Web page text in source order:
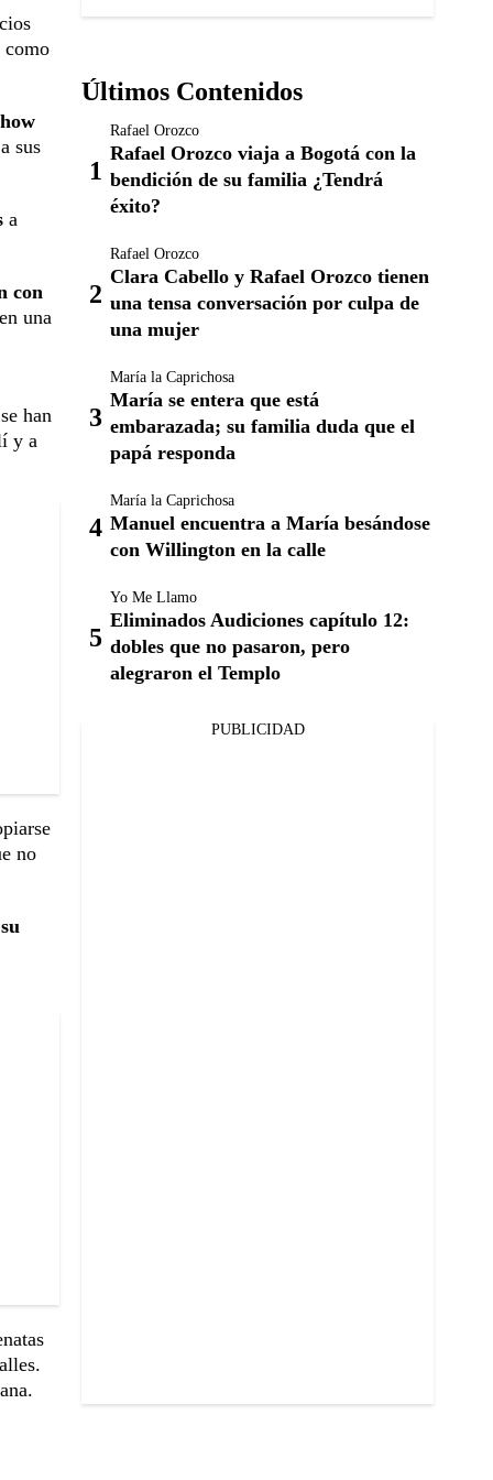
como
sus
a
con
una
han
y a
no
su
Últimos Contenidos
Rafael Orozco
Rafael Orozco viaja a Bogotá con la
bendición de su familia ¿Tendrá
éxito?
Rafael Orozco
Clara Cabello y Rafael Orozco tienen
una tensa conversación por culpa de
una mujer
María la Caprichosa
María se entera que está
embarazada; su familia duda que el
papá responda
María la Caprichosa
Manuel encuentra a María besándose
con Willington en la calle
Yo Me Llamo
Eliminados Audiciones capítulo 12:
dobles que no pasaron, pero
alegraron el Templo
PUBLICIDAD